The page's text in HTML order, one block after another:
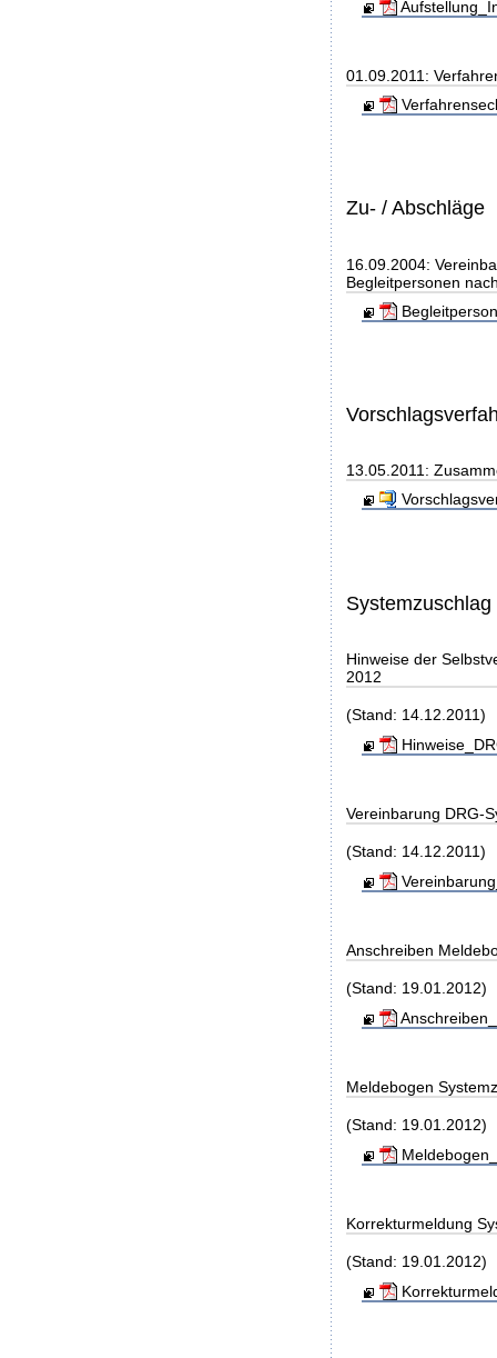
01.09.2011:
Zu- / Abschläge
16.09.2004:
Begleitpersonen
13.05.2011:
Systemzuschlag
Hinweise der
2012
(Stand: 14.12.2011)
Vereinbarung DRG-
(Stand: 14.12.2011)
Anschreiben
(Stand: 19.01.2012)
Meldebogen
(Stand: 19.01.2012)
Korrekturmeldung
(Stand: 19.01.2012)